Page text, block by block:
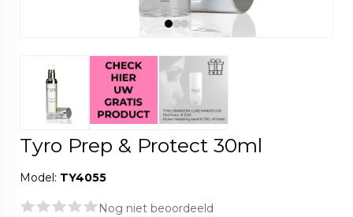
Tyro Prep & Protect 30ml
Model: TY4055
Nog niet beoordeeld